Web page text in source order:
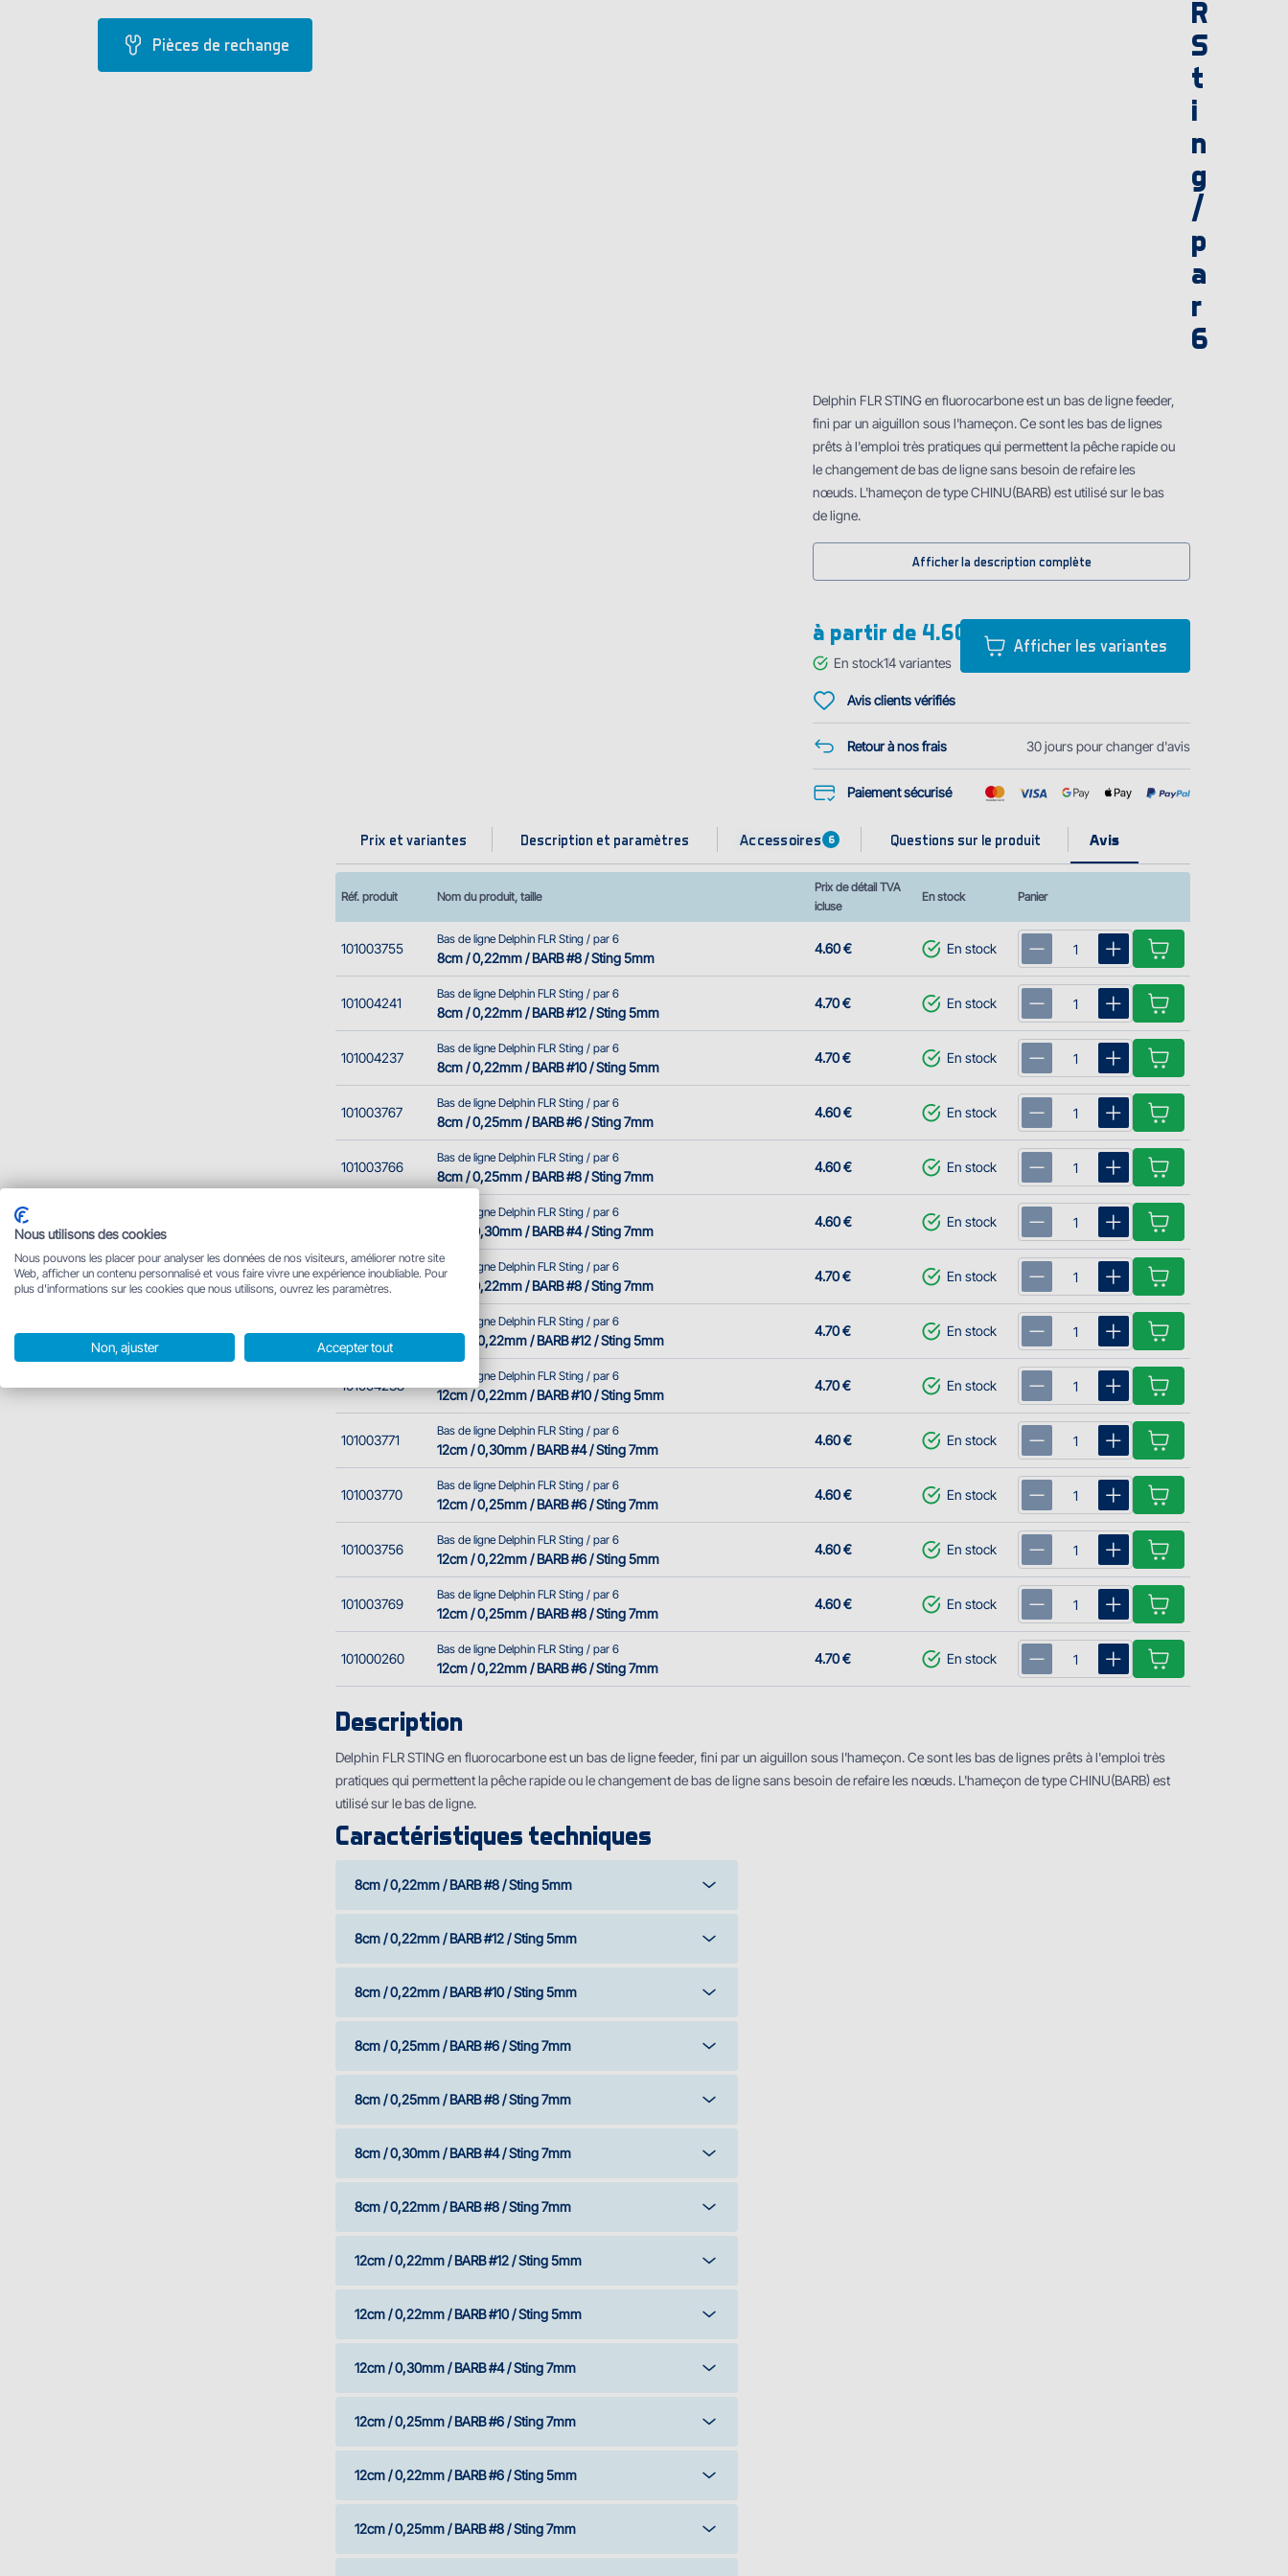
Pièces de rechange
R
S
t
i
n
g
/
p
a
r
6
Delphin FLR STING en fluorocarbone est un bas de ligne feeder,
fini par un aiguillon sous l'hameҫon. Ce sont les bas de lignes
prêts à l'emploi très pratiques qui permettent la pêche rapide ou
le changement de bas de ligne sans besoin de refaire les
nœuds. L'hameҫon de type CHINU(BARB) est utilisé sur le bas
de ligne.
Afficher la description complète
à partir de 4.60 €
En stock14variantes
Afficher les variantes
Avis clients vérifiés
Retour à nos frais 30 jours pour changer d'avis
Paiement sécurisé
Prix et variantes Description et paramètres Accessoires 6 Questions sur le produit
Réf. produit Nom du produit, taille
Prix de détail TVA
icluse
En stock Panier
101003755
Bas de ligne Delphin FLR Sting / par 6
8cm / 0,22mm / BARB #8 / Sting 5mm
4.60 € En stock
101004241
Bas de ligne Delphin FLR Sting / par 6
8cm / 0,22mm / BARB #12 / Sting 5mm
4.70 € En stock
101004237
Bas de ligne Delphin FLR Sting / par 6
8cm / 0,22mm / BARB #10 / Sting 5mm
4.70 € En stock
101003767
Bas de ligne Delphin FLR Sting / par 6
8cm / 0,25mm / BARB #6 / Sting 7mm
4.60 € En stock
101003766
Bas de ligne Delphin FLR Sting / par 6
8cm / 0,25mm / BARB #8 / Sting 7mm
4.60 € En stock
Bas de ligne Delphin FLR Sting / par 6
8cm / 0,30mm / BARB #4 / Sting 7mm
4.60 € En stock
101000258
Bas de ligne Delphin FLR Sting / par 6
8cm / 0,22mm / BARB #8 / Sting 7mm
4.70 € En stock
101004242
Bas de ligne Delphin FLR Sting / par 6
12cm / 0,22mm / BARB #12 / Sting 5mm
4.70 € En stock
101004238
Bas de ligne Delphin FLR Sting / par 6
12cm / 0,22mm / BARB #10 / Sting 5mm
4.70 € En stock
101003771
Bas de ligne Delphin FLR Sting / par 6
12cm / 0,30mm / BARB #4 / Sting 7mm
4.60 € En stock
101003770
Bas de ligne Delphin FLR Sting / par 6
12cm / 0,25mm / BARB #6 / Sting 7mm
4.60 € En stock
101003756
Bas de ligne Delphin FLR Sting / par 6
12cm / 0,22mm / BARB #6 / Sting 5mm
4.60 € En stock
101003769
Bas de ligne Delphin FLR Sting / par 6
12cm / 0,25mm / BARB #8 / Sting 7mm
4.60 € En stock
101000260
Bas de ligne Delphin FLR Sting / par 6
12cm / 0,22mm / BARB #6 / Sting 7mm
4.70 € En stock
Description
Delphin FLR STING en fluorocarbone est un bas de ligne feeder, fini par un aiguillon sous l'hameҫon. Ce sont les bas de lignes prêts à l'emploi très
pratiques qui permettent la pêche rapide ou le changement de bas de ligne sans besoin de refaire les nœuds. L'hameҫon de type CHINU(BARB) est
utilisé sur le bas de ligne.
Caractéristiques techniques
8cm / 0,22mm / BARB #8 / Sting 5mm
8cm / 0,22mm / BARB #12 / Sting 5mm
8cm / 0,22mm / BARB #10 / Sting 5mm
8cm / 0,25mm / BARB #6 / Sting 7mm
8cm / 0,25mm / BARB #8 / Sting 7mm
8cm / 0,30mm / BARB #4 / Sting 7mm
8cm / 0,22mm / BARB #8 / Sting 7mm
12cm / 0,22mm / BARB #12 / Sting 5mm
12cm / 0,22mm / BARB #10 / Sting 5mm
12cm / 0,30mm / BARB #4 / Sting 7mm
12cm / 0,25mm / BARB #6 / Sting 7mm
12cm / 0,22mm / BARB #6 / Sting 5mm
12cm / 0,25mm / BARB #8 / Sting 7mm
Nous utilisons des cookies
Nous pouvons les placer pour analyser les données de nos visiteurs, améliorer notre site
Web, afficher un contenu personnalisé et vous faire vivre une expérience inoubliable. Pour
plus d'informations sur les cookies que nous utilisons, ouvrez les paramètres.
Non, ajuster Accepter tout